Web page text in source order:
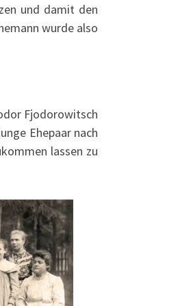
und damit den
wurde also
Fjodorowitsch
Ehepaar nach
lassen zu